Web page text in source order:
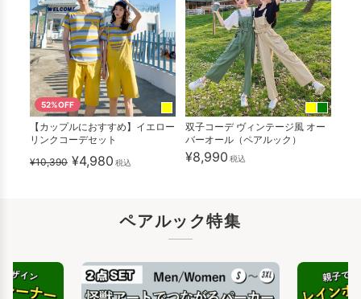
52%OFF
【カップルにおすすめ】イエロー
リンクコーデセット
¥10,390 ¥4,980 税込
双子コーデ ヴィンテージ風 オー
バーオール（ペアルック）
¥8,990 税込
ペアルック特集